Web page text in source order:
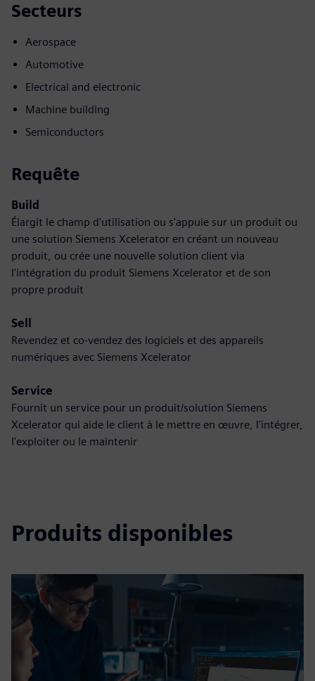
Secteurs
Aerospace
Automotive
Electrical and electronic
Machine building
Semiconductors
Requête
Build
Élargit le champ d'utilisation ou s'appuie sur un produit ou
une solution Siemens Xcelerator en créant un nouveau
produit, ou crée une nouvelle solution client via
l'intégration du produit Siemens Xcelerator et de son
propre produit
Sell
Revendez et co-vendez des logiciels et des appareils
numériques avec Siemens Xcelerator
Service
Fournit un service pour un produit/solution Siemens
Xcelerator qui aide le client à le mettre en œuvre, l'intégrer,
l'exploiter ou le maintenir
Produits disponibles